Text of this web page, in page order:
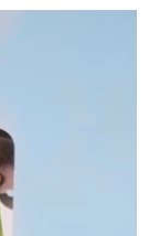
期
期
期